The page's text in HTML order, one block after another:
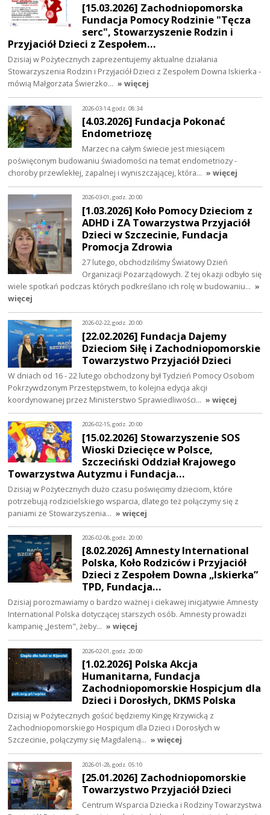
[15.03.2026] Zachodniopomorska
Fundacja Pomocy Rodzinie "Tęcza
serc", Stowarzyszenie Rodzin i
Przyjaciół Dzieci z Zespołem…
Dzisiaj w Pożytecznych zaprezentujemy aktualne działania
Stowarzyszenia Rodzin i Przyjaciół Dzieci z Zespołem Downa Iskierka -
mówią Małgorzata Świerzko… » więcej
2026-03-14, godz. 08:34
[4.03.2026] Fundacja Pokonać
Endometriozę
Marzec na całym świecie jest miesiącem
poświęconym budowaniu świadomości na temat endometriozy -
choroby przewlekłej, zapalnej i wyniszczającej, która… » więcej
2026-03-01, godz. 20:00
[1.03.2026] Koło Pomocy Dzieciom z
ADHD i ZA Towarzystwa Przyjaciół
Dzieci w Szczecinie, Fundacja
Promocja Zdrowia
27 lutego, obchodziliśmy Światowy Dzień
Organizacji Pozarządowych. Z tej okazji odbyło się
wiele spotkań podczas których podkreślano ich rolę w budowaniu… »
więcej
2026-02-22, godz. 20:00
[22.02.2026] Fundacja Dajemy
Dzieciom Siłę i Zachodniopomorskie
Towarzystwo Przyjaciół Dzieci
W dniach od 16 - 22 lutego obchodzony był Tydzień Pomocy Osobom
Pokrzywdzonym Przestępstwem, to kolejna edycja akcji
koordynowanej przez Ministerstwo Sprawiedliwości… » więcej
2026-02-15, godz. 20:00
[15.02.2026] Stowarzyszenie SOS
Wioski Dziecięce w Polsce,
Szczeciński Oddział Krajowego
Towarzystwa Autyzmu i Fundacja…
Dzisiaj w Pożytecznych dużo czasu poświęcimy dzieciom, które
potrzebują rodzicielskiego wsparcia, dlatego też połączymy się z
paniami ze Stowarzyszenia… » więcej
2026-02-08, godz. 20:00
[8.02.2026] Amnesty International
Polska, Koło Rodziców i Przyjaciół
Dzieci z Zespołem Downa „Iskierka”
TPD, Fundacja…
Dzisiaj porozmawiamy o bardzo ważnej i ciekawej inicjatywie Amnesty
International Polska dotyczącej starszych osób. Amnesty prowadzi
kampanię „Jestem", żeby… » więcej
2026-02-01, godz. 20:00
[1.02.2026] Polska Akcja
Humanitarna, Fundacja
Zachodniopomorskie Hospicjum dla
Dzieci i Dorosłych, DKMS Polska
Dzisiaj w Pożytecznych gościć będziemy Kingę Krzywicką z
Zachodniopomorskiego Hospicjum dla Dzieci i Dorosłych w
Szczecinie, połączymy się Magdaleną… » więcej
2026-01-28, godz. 05:10
[25.01.2026] Zachodniopomorskie
Towarzystwo Przyjaciół Dzieci
Centrum Wsparcia Dziecka i Rodziny Towarzystwa